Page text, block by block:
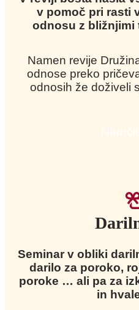
v pomoč pri rasti
odnosu z bližnjimi
Namen revije
odnose preko
odnosih že doživeli
Seminar v obliki
darilo za poroko,
poroke … ali pa za
in